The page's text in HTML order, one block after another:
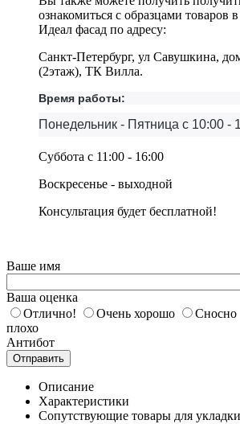
ознакомиться с образцами товаров
Идеал фасад по адресу:
Санкт-Петербург, ул Савушкина,
(2этаж), ТК Вилла.
Время работы:
Понедельник - Пятница с 10:00 -
Суббота с 11:00 - 16:00
Воскресенье - выходной
Консультация будет бесплатной!
Ваше имя
Ваша оценка
Отлично!
Очень хорошо Сносно
плохо
Антибот
Отправить
Описание
Характеристики
Сопутствующие товары для